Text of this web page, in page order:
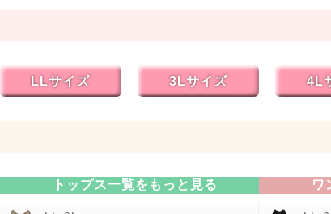
LLサイズ 3Lサイズ 4L
トップス一覧をもっと見る ワ